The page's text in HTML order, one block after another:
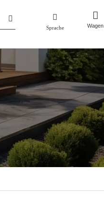
Sprache Wagen
Pflanztöpfe
Pflanztöpfe aus Aluminium
Nachrichten